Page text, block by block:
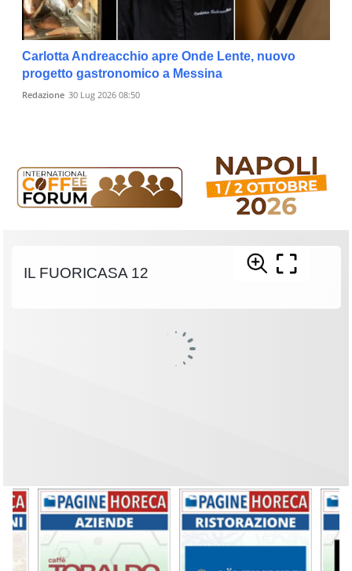
Carlotta Andreacchio apre Onde Lente, nuovo
progetto gastronomico a Messina
Redazione 30 Lug 2026 08:50